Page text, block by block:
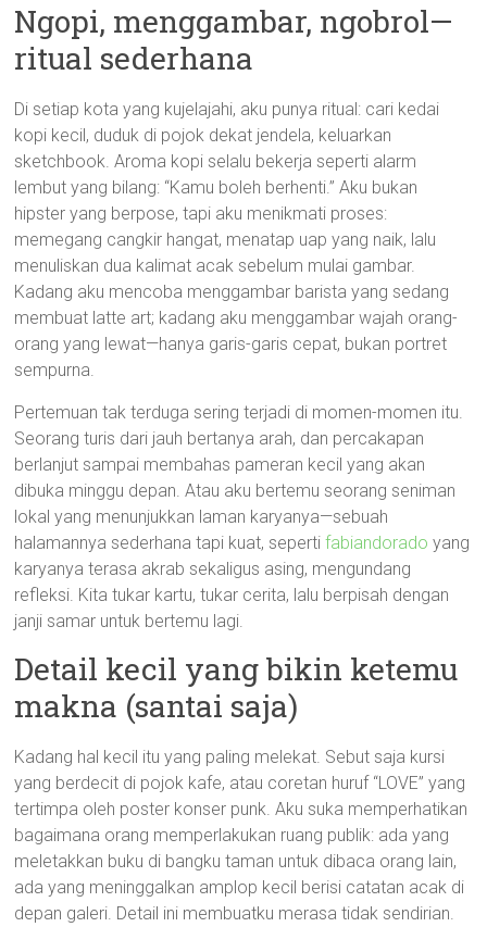
Ngopi, menggambar, ngobrol—
ritual sederhana
Di setiap kota yang kujelajahi, aku punya ritual: cari kedai
kopi kecil, duduk di pojok dekat jendela, keluarkan
sketchbook. Aroma kopi selalu bekerja seperti alarm
lembut yang bilang: “Kamu boleh berhenti.” Aku bukan
hipster yang berpose, tapi aku menikmati proses:
memegang cangkir hangat, menatap uap yang naik, lalu
menuliskan dua kalimat acak sebelum mulai gambar.
Kadang aku mencoba menggambar barista yang sedang
membuat latte art; kadang aku menggambar wajah orang-
orang yang lewat—hanya garis-garis cepat, bukan portret
sempurna.
Pertemuan tak terduga sering terjadi di momen-momen itu.
Seorang turis dari jauh bertanya arah, dan percakapan
berlanjut sampai membahas pameran kecil yang akan
dibuka minggu depan. Atau aku bertemu seorang seniman
lokal yang menunjukkan laman karyanya—sebuah
halamannya sederhana tapi kuat, sepertifabiandorado yang
karyanya terasa akrab sekaligus asing, mengundang
refleksi. Kita tukar kartu, tukar cerita, lalu berpisah dengan
janji samar untuk bertemu lagi.
Detail kecil yang bikin ketemu
makna (santai saja)
Kadang hal kecil itu yang paling melekat. Sebut saja kursi
yang berdecit di pojok kafe, atau coretan huruf “LOVE” yang
tertimpa oleh poster konser punk. Aku suka memperhatikan
bagaimana orang memperlakukan ruang publik: ada yang
meletakkan buku di bangku taman untuk dibaca orang lain,
ada yang meninggalkan amplop kecil berisi catatan acak di
depan galeri. Detail ini membuatku merasa tidak sendirian.